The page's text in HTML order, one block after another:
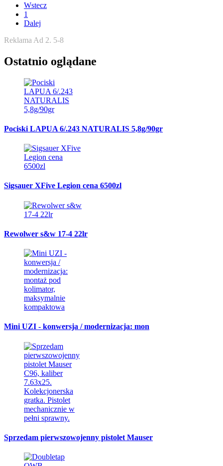
Wstecz
1
Dalej
Reklama Ad 2. 5-8
Ostatnio oglądane
Pociski LAPUA 6/.243 NATURALIS 5,8g/90gr
Sigsauer XFive Legion cena 6500zl
Rewolwer s&w 17-4 22lr
Mini UZI - konwersja / modernizacja: mon
Sprzedam pierwszowojenny pistolet Mauser